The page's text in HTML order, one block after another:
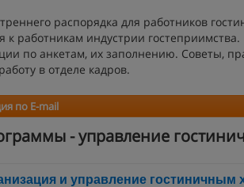
распорядка для работников
к работникам индустрии гостеприимства.
по анкетам, их заполнению. Советы,
в отделе кадров.
по E-mail
- управление
и управление гостиничным